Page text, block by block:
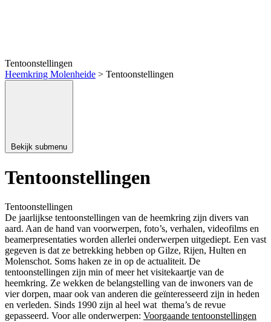
Tentoonstellingen
Heemkring Molenheide > Tentoonstellingen
Bekijk submenu
Tentoonstellingen
Tentoonstellingen
De jaarlijkse tentoonstellingen van de heemkring zijn divers van
aard. Aan de hand van voorwerpen, foto’s, verhalen, videofilms en
beamerpresentaties worden allerlei onderwerpen uitgediept. Een vast
gegeven is dat ze betrekking hebben op Gilze, Rijen, Hulten en
Molenschot. Soms haken ze in op de actualiteit. De
tentoonstellingen zijn min of meer het visitekaartje van de
heemkring. Ze wekken de belangstelling van de inwoners van de
vier dorpen, maar ook van anderen die geïnteresseerd zijn in heden
en verleden. Sinds 1990 zijn al heel wat thema’s de revue
gepasseerd. Voor alle onderwerpen: Voorgaande tentoonstellingen